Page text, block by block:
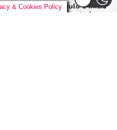
em São Paulo e inicia
CAJU’ com show esgotado
& Cookies Policy